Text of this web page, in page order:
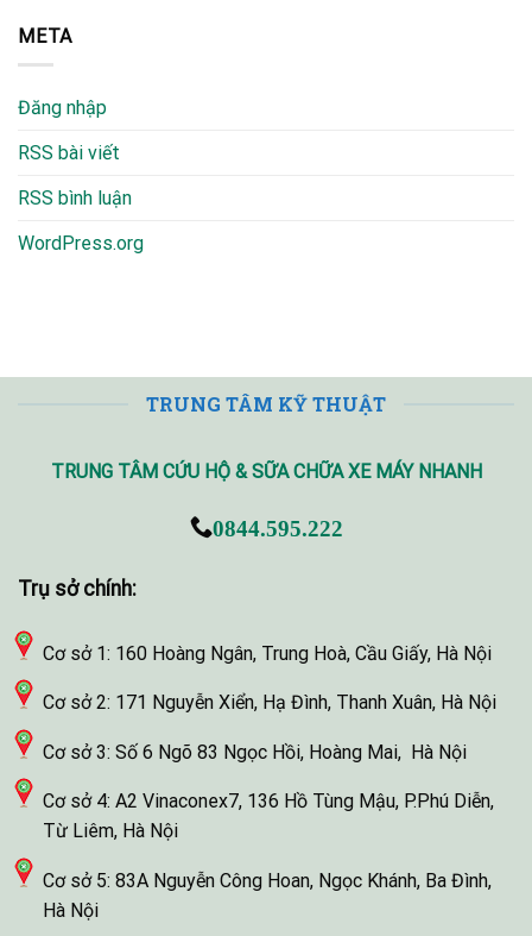
META
Đăng nhập
RSS bài viết
RSS bình luận
WordPress.org
TRUNG TÂM KỸ THUẬT
TRUNG TÂM CỨU HỘ & SỮA CHỮA XE MÁY NHANH
0844.595.222
Trụ sở chính:
Cơ sở 1: 160 Hoàng Ngân, Trung Hoà, Cầu Giấy, Hà Nội
Cơ sở 2: 171 Nguyễn Xiển, Hạ Đình, Thanh Xuân, Hà Nội
Cơ sở 3: Số 6 Ngõ 83 Ngọc Hồi, Hoàng Mai, Hà Nội
Cơ sở 4: A2 Vinaconex7, 136 Hồ Tùng Mậu, P.Phú Diễn,
Từ Liêm, Hà Nội
Cơ sở 5: 83A Nguyễn Công Hoan, Ngọc Khánh, Ba Đình,
Hà Nội